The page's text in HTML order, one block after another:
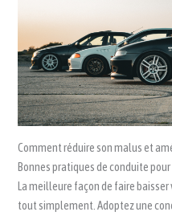
Comment réduire son malus et
Bonnes pratiques de conduite
La meilleure façon de faire
tout simplement. Adoptez une